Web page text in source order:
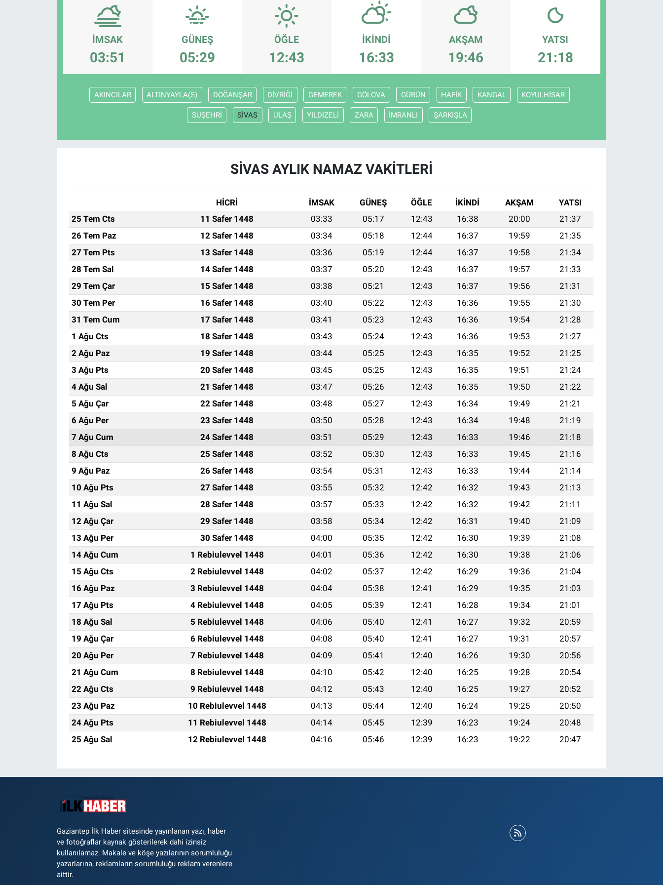
İMSAK
03:51
GÜNEŞ
05:29
ÖĞLE
12:43
İKINDI
16:33
AKŞAM
19:46
YATSI
21:18
AKINCILAR ALTINYAYLA(S) DOĞANŞAR DİVRİĞİ GEMEREK GÖLOVA GÜRÜN HAFİK KANGAL KOYULHİSAR
SUŞEHRİ SİVAS ULAŞ YILDIZELİ ZARA İMRANLI ŞARKIŞLA
SİVAS AYLIK NAMAZ VAKITLERI
HİCRİ İMSAK GÜNEŞ ÖĞLE İKINDI AKŞAM
YATSI
25 Tem Cts
11 Safer 1448 03:33 05:17 12:43 16:38 20:00
21:37
26 Tem Paz
12 Safer 1448 03:34 05:18 12:44 16:37 19:59
21:35
27 Tem Pts
13 Safer 1448 03:36 05:19 12:44 16:37 19:58
21:34
28 Tem Sal
14 Safer 1448 03:37 05:20 12:43 16:37 19:57
21:33
29 Tem Çar
15 Safer 1448 03:38 05:21 12:43 16:37 19:56
21:31
30 Tem Per
16 Safer 1448 03:40 05:22 12:43 16:36 19:55
21:30
31 Tem Cum
17 Safer 1448 03:41 05:23 12:43 16:36 19:54
21:28
1 Ağu Cts
18 Safer 1448 03:43 05:24 12:43 16:36 19:53
21:27
2 Ağu Paz
19 Safer 1448 03:44 05:25 12:43 16:35 19:52
21:25
3 Ağu Pts
20 Safer 1448 03:45 05:25 12:43 16:35 19:51
21:24
4 Ağu Sal
21 Safer 1448 03:47 05:26 12:43 16:35 19:50
21:22
5 Ağu Çar
22 Safer 1448 03:48 05:27 12:43 16:34 19:49
21:21
6 Ağu Per
23 Safer 1448 03:50 05:28 12:43 16:34 19:48
21:19
7 Ağu Cum
24 Safer 1448 03:51 05:29 12:43 16:33 19:46
21:18
8 Ağu Cts
25 Safer 1448 03:52 05:30 12:43 16:33 19:45
21:16
9 Ağu Paz
26 Safer 1448 03:54 05:31 12:43 16:33 19:44
21:14
10 Ağu Pts
27 Safer 1448 03:55 05:32 12:42 16:32 19:43
21:13
11 Ağu Sal
28 Safer 1448 03:57 05:33 12:42 16:32 19:42
21:11
12 Ağu Çar
29 Safer 1448 03:58 05:34 12:42 16:31 19:40
21:09
13 Ağu Per
30 Safer 1448 04:00 05:35 12:42 16:30 19:39
21:08
14 Ağu Cum
1 Rebiulevvel 1448 04:01 05:36 12:42 16:30 19:38
21:06
15 Ağu Cts
2 Rebiulevvel 1448 04:02 05:37 12:42 16:29 19:36
21:04
16 Ağu Paz
3 Rebiulevvel 1448 04:04 05:38 12:41 16:29 19:35
21:03
17 Ağu Pts
4 Rebiulevvel 1448 04:05 05:39 12:41 16:28 19:34
21:01
18 Ağu Sal
5 Rebiulevvel 1448 04:06 05:40 12:41 16:27 19:32
20:59
19 Ağu Çar
6 Rebiulevvel 1448 04:08 05:40 12:41 16:27 19:31
20:57
20 Ağu Per
7 Rebiulevvel 1448 04:09 05:41 12:40 16:26 19:30
20:56
21 Ağu Cum
8 Rebiulevvel 1448 04:10 05:42 12:40 16:25 19:28
20:54
22 Ağu Cts
9 Rebiulevvel 1448 04:12 05:43 12:40 16:25 19:27
20:52
23 Ağu Paz
10 Rebiulevvel 1448 04:13 05:44 12:40 16:24 19:25
20:50
24 Ağu Pts
11 Rebiulevvel 1448 04:14 05:45 12:39 16:23 19:24
20:48
25 Ağu Sal
12 Rebiulevvel 1448 04:16 05:46 12:39 16:23 19:22 20:47
Gaziantep İlk Haber sitesinde yayınlanan yazı, haber
ve fotoğraflar kaynak gösterilerek dahi izinsiz
kullanılamaz. Makale ve köşe yazılarının sorumluluğu
yazarlarına, reklamların sorumluluğu reklam verenlere
aittir.